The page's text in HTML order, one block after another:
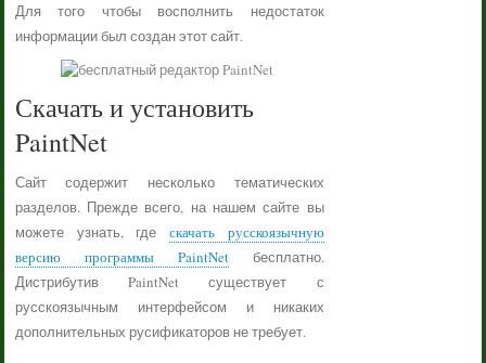
Для того чтобы восполнить недостаток
информации был создан этот сайт.
Скачать и установить
PaintNet
Сайт содержит несколько тематических
разделов. Прежде всего, на нашем сайте вы
можете узнать, где скачать русскоязычную
версию программы PaintNetбесплатно.
Дистрибутив PaintNet существует с
русскоязычным интерфейсом и никаких
дополнительных русификаторов не требует.